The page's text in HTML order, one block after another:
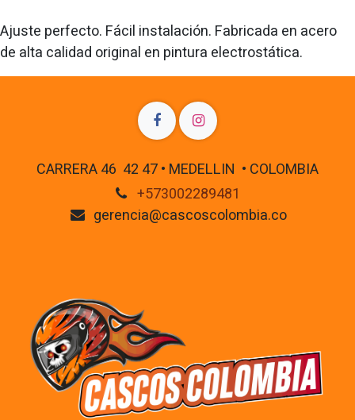
Ajuste perfecto. Fácil instalación. Fabricada en acero
de alta calidad original en pintura electrostática.
CARRERA 46 42 47 • MEDELLIN • COLOMBIA
+573002289481
gerencia@cascoscolombia.co